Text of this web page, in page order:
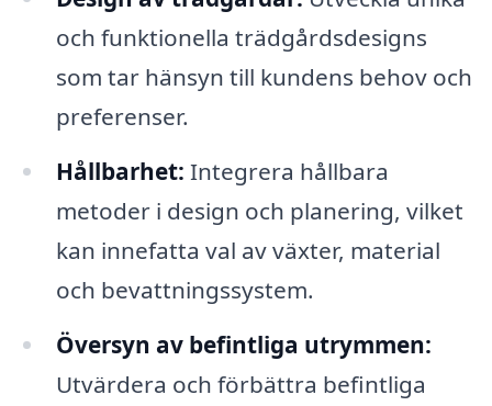
och funktionella trädgårdsdesigns
som tar hänsyn till kundens behov och
preferenser.
Hållbarhet: Integrera hållbara
metoder i design och planering, vilket
kan innefatta val av växter, material
och bevattningssystem.
Översyn av befintliga utrymmen:
Utvärdera och förbättra befintliga